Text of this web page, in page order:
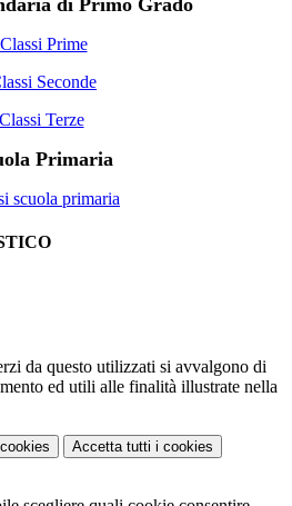
Classi Prime
Seconde
Classi Terze
Primaria
scuola primaria
da questo utilizzati si avvalgono di
ed utili alle finalità illustrate nella
Accetta tutti i cookies